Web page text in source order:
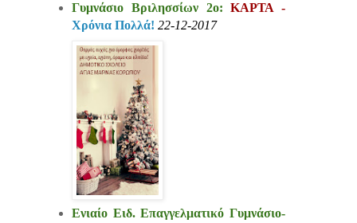
Γυμνάσιο Βριλησσίων 2ο:ΚΑΡΤΑ -
Χρόνια Πολλά! 22-12-2017
Ενιαίο Ειδ. Επαγγελματικό Γυμνάσιο-